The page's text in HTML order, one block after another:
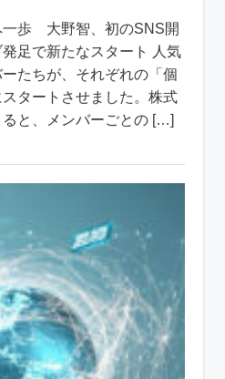
一歩 大野智、初のSNS開
足で新たなスタート 人気
たちが、それぞれの「個
タートさせました。株式
と、メンバーごとの […]